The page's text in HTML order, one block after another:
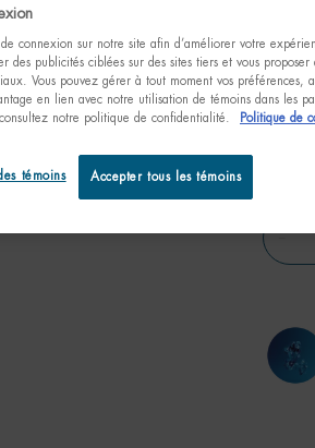
Select a size:
−
connexion sur notre site afin d’améliorer votre
des publicités ciblées sur des sites tiers et vous proposer
Vous pouvez gérer à tout moment vos préférences,
en lien avec notre utilisation de témoins dans les
notre politique de confidentialité.
Politique de
Accepter tous les témoins
témoins